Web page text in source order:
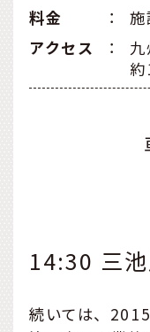
料金
：
施
アクセス
：
14:30 三
続いては、